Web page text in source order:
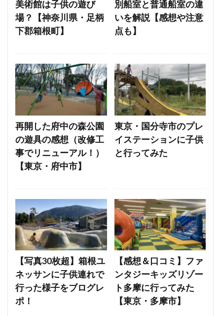
美術館は子供の遊び
場？【神奈川県・足柄
下郡箱根町】
別船室と普通船室の違
いを解説【感想や注意
点も】
再開した府中の森公園
の遊具の感想（改修工
事でリニューアル！）
【東京・府中市】
東京・国分寺市のプレ
イステーションに子供
と行ってみた
【写真30枚超】箱根ユ
ネッサンに子供連れで
行った様子をブログレ
ポ！
【感想＆口コミ】ファ
ンタジーキッズリゾー
ト多摩に行ってみた
【東京・多摩市】